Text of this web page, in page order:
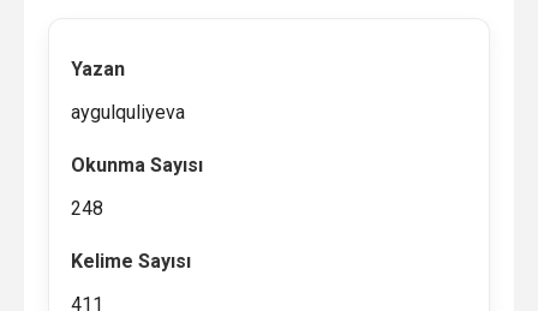
Yazan
aygulquliyeva
Okunma Sayısı
248
Kelime Sayısı
411